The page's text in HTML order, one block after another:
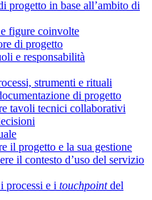
progetto in base all’ambito di
figure coinvolte
di progetto
e responsabilità
strumenti e rituali
di progetto
tavoli tecnici collaborativi
il progetto e la sua gestione
il contesto d’uso del servizio
processi e i touchpointdel